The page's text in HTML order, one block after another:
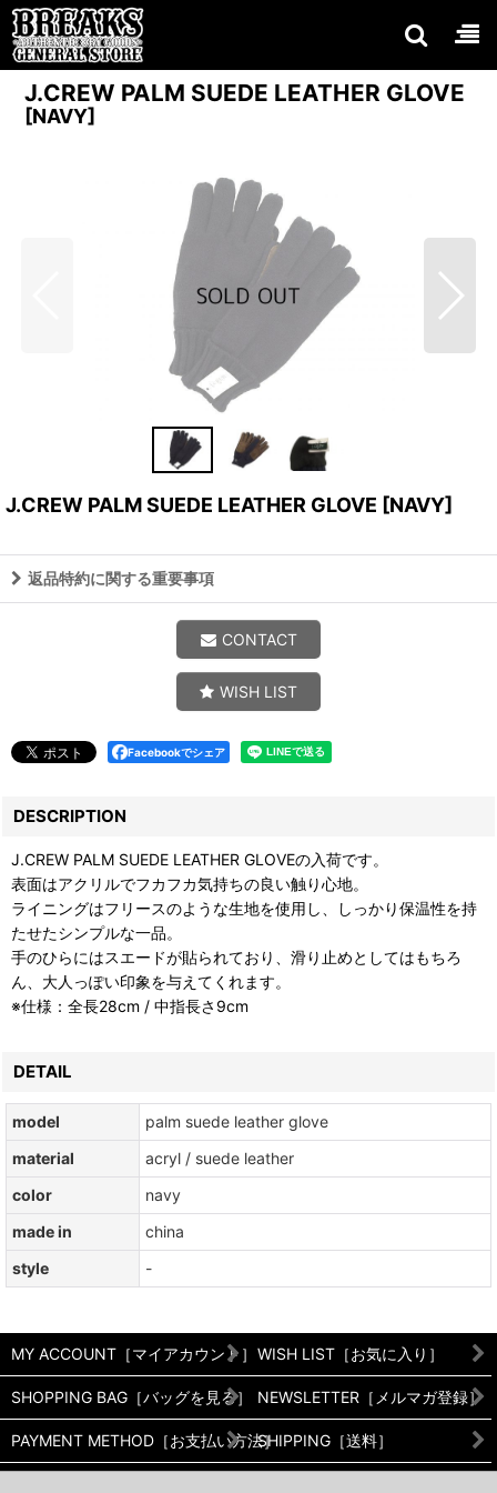
J.CREW PALM SUEDE LEATHER GLOVE
[NAVY]
J.CREW PALM SUEDE LEATHER GLOVE [NAVY]
返品特約に関する重要事項
CONTACT
WISH LIST
Facebookでシェア
DESCRIPTION
J.CREW PALM SUEDE LEATHER GLOVEの入荷です。
表面はアクリルでフカフカ気持ちの良い触り心地。
ライニングはフリースのような生地を使用し、しっかり保温性を持
たせたシンプルな一品。
手のひらにはスエードが貼られており、滑り止めとしてはもちろ
ん、大人っぽい印象を与えてくれます。
※仕様：全長28cm / 中指長さ9cm
DETAIL
model
palm suede leather glove
material
acryl / suede leather
color
navy
made in
china
style
-
MY ACCOUNT［マイアカウント］ WISH LIST［お気に入り］
SHOPPING BAG［バッグを見る］ NEWSLETTER［メルマガ登録］
PAYMENT METHOD［お支払い方法］SHIPPING［送料］